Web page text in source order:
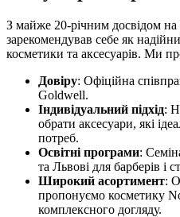
З майже 20-річним досвідом
зарекомендував себе як
косметики та аксесуарів. Ми
Довіру: Офіційна
Goldwell.
Індивідуальний підхід:
обрати аксесуари, які
потреб.
Освітні програми:
та Львові для барберів і
Широкий асортимент:
пропонуємо косметику
комплексного догляду.